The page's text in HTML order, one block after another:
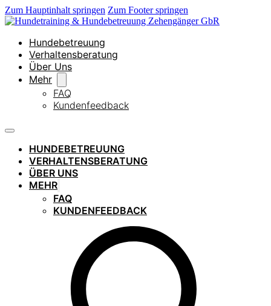
Zum Hauptinhalt springen Zum Footer springen
Hundebetreuung
Verhaltensberatung
Über Uns
Mehr
FAQ
Kundenfeedback
HUNDEBETREUUNG
VERHALTENSBERATUNG
ÜBER UNS
MEHR
FAQ
KUNDENFEEDBACK